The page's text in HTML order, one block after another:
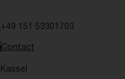
+49 151 53301703
Contact
Kassel